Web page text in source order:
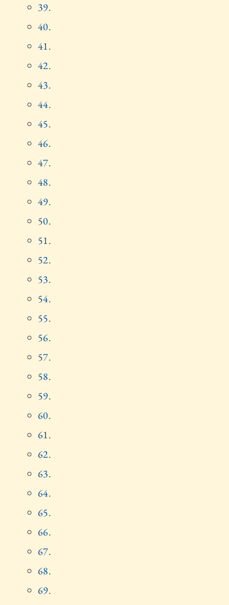
39.
40.
41.
42.
43.
44.
45.
46.
47.
48.
49.
50.
51.
52.
53.
54.
55.
56.
57.
58.
59.
60.
61.
62.
63.
64.
65.
66.
67.
68.
69.